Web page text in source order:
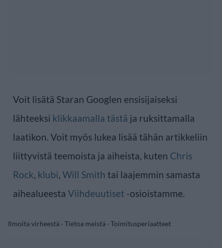
Voit lisätä Staran Googlen ensisijaiseksi
lähteeksi klikkaamalla tästä ja ruksittamalla
laatikon. Voit myös lukea lisää tähän artikkeliin
liittyvistä teemoista ja aiheista, kuten Chris
Rock, klubi, Will Smith tai laajemmin samasta
aihealueesta Viihdeuutiset -osioistamme.
Ilmoita virheestä · Tietoa meistä · Toimitusperiaatteet